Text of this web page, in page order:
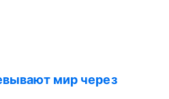
мир через